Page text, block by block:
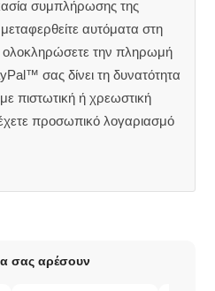
συμπλήρωσης της
αυτόματα στη
ολοκληρώσετε την πληρωμή
σας δίνει τη δυνατότητα
πιστωτική ή χρεωστική
προσωπικό λογαριασμό
σας αρέσουν